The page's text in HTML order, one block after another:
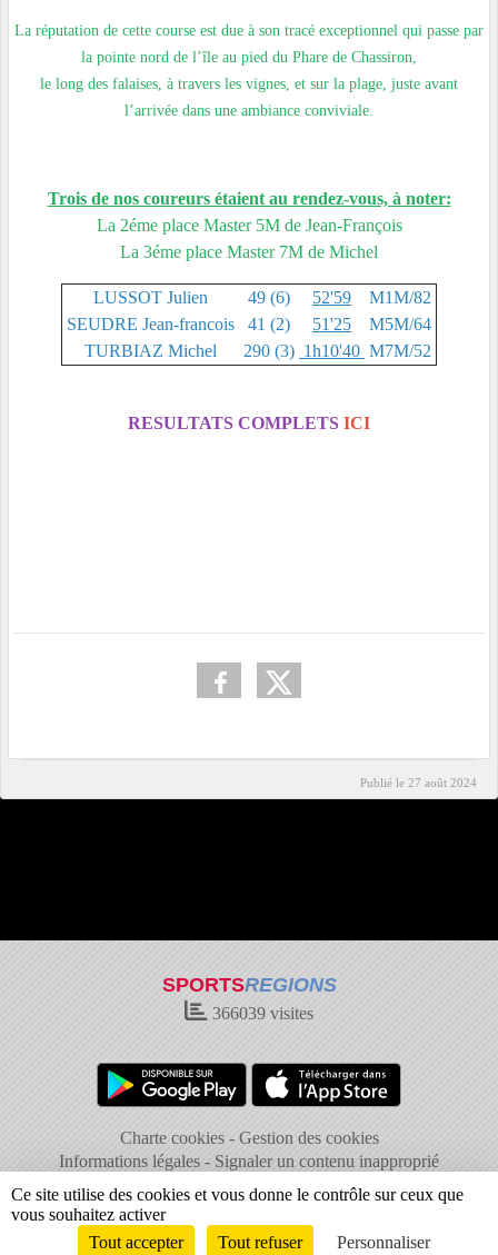
La réputation de cette course est due à son tracé exceptionnel qui passe par
la pointe nord de l’île au pied du Phare de Chassiron,
le long des falaises, à travers les vignes, et sur la plage, juste avant
l’arrivée dans une ambiance conviviale.
Trois de nos coureurs étaient au rendez-vous, à noter:
La 2éme place Master 5M de Jean-François
La 3éme place Master 7M de Michel
LUSSOT Julien 49 (6) 52'59
M1M/82
SEUDRE Jean-francois
41 (2) 51'25
M5M/64
TURBIAZ Michel
290 (3) 1h10'40 M7M/52
RESULTATS COMPLETS ICI
Publié le 27 août 2024
SPORTSREGIONS
366039 visites
Charte cookies
Gestion des cookies
Informations légales
Signaler un contenu inapproprié
Envie de participer ? Connexion
Ce site utilise des cookies et vous donne le contrôle sur ceux que
vous souhaitez activer
Tout accepter
Tout refuser Personnaliser